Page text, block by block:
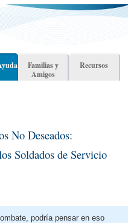
Familias y
Amigos
Recursos
No Deseados:
Soldados de Servicio
podría pensar en eso